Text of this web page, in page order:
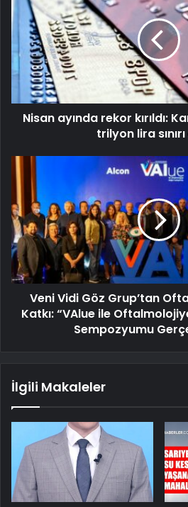
Nisan ayında rekor kırıldı:
trilyon lira sınırı
Veni Vidi Göz Grup’tan
Katkı: “VAlue ile
Sempozyumu
İlgili Makaleler